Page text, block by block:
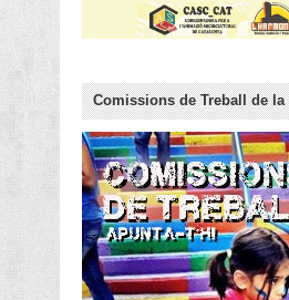
Comissions de Treball de la